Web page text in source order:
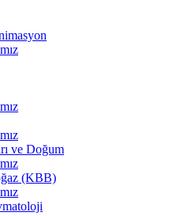
ve Doğum
(KBB)